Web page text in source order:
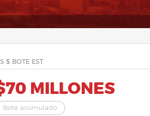
$ BOTE EST.
MILLONES
Bote acumulado